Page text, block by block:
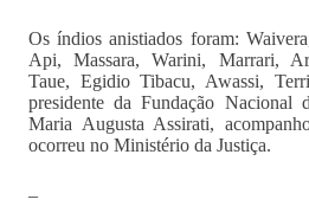
Os índios anistiados foram:
Api, Massara, Warini, Marrari,
Taue, Egidio Tibacu, Awassi,
presidente da Fundação Nacional
Maria Augusta Assirati,
ocorreu no Ministério da Justiça.
–